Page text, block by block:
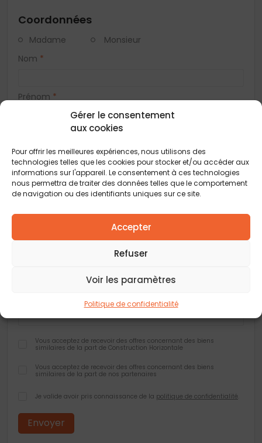
Gérer le consentement
aux cookies
Pour offrir les meilleures expériences, nous utilisons des
technologies telles que les cookies pour stocker et/ou accéder aux
informations sur l'appareil. Le consentement à ces technologies
nous permettra de traiter des données telles que le comportement
de navigation ou des identifiants uniques sur ce site.
Accepter
Refuser
Voir les paramètres
Politique de confidentialité
Coordonnées
Madame
Monsieur
Nom *
Prénom *
E-mail*
Adresse
Vous acceptez de recevoir des offres concernant des biens
similaires de la part de Construction Horizontale
Vous acceptez de recevoir des offres concernant des biens
similaires de la part de nos partenaires
Je valide avoir pris connaissance de la politique de confidentialité